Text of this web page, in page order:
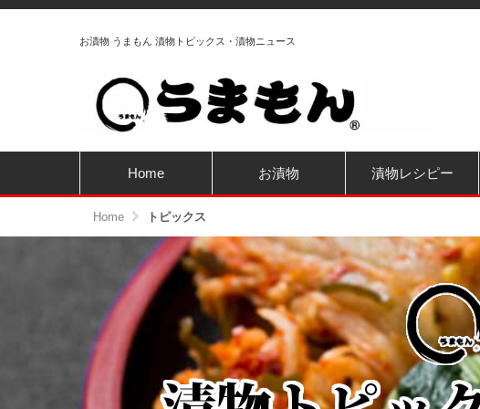
お漬物 うまもん 漬物トピックス・漬物ニュース
Home お漬物 漬物レシピー
Home トピックス